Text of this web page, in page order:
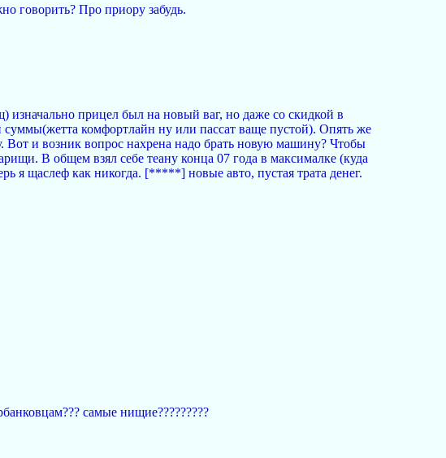
говорить? Про приору забудь.
изначально прицел был на новый ваг, но даже со скидкой в
суммы(жетта комфортлайн ну или пассат ваще пустой). Опять же
Вот и возник вопрос нахрена надо брать новую машину? Чтобы
В общем взял себе теану конца 07 года в максималке (куда
я щаслеф как никогда. [*****] новые авто, пустая трата денег.
самые нищие?????????